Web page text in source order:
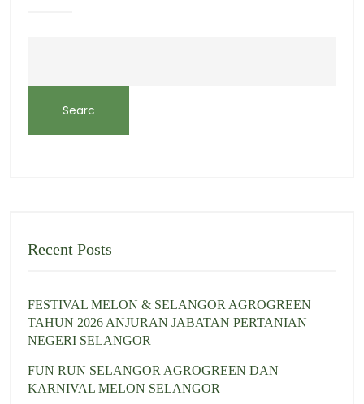
Searc
h
Recent Posts
FESTIVAL MELON & SELANGOR AGROGREEN
TAHUN 2026 ANJURAN JABATAN PERTANIAN
NEGERI SELANGOR
FUN RUN SELANGOR AGROGREEN DAN
KARNIVAL MELON SELANGOR